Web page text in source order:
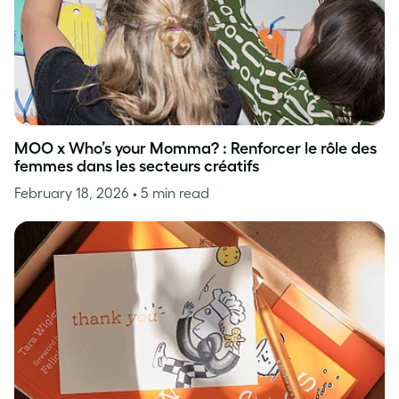
MOO x Who’s your Momma? : Renforcer le rôle des
femmes dans les secteurs créatifs
February 18, 2026 • 5 min read